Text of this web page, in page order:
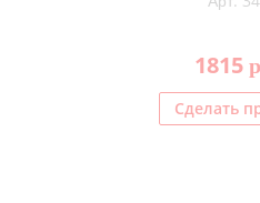
1815 p
Сделать